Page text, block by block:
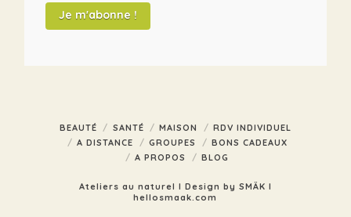
BEAUTÉ SANTÉ MAISON
RDV INDIVIDUEL
A DISTANCE
GROUPES
BONS CADEAUX
A PROPOS
BLOG
Ateliers au naturel I Design by SMÄK I
hellosmaak.com